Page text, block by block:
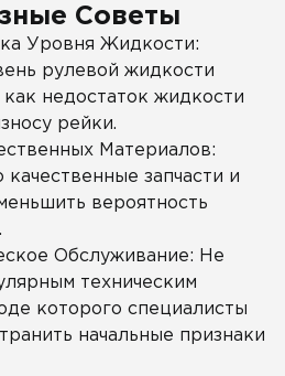
Советы
Уровня Жидкости:
рулевой жидкости
недостаток жидкости
рейки.
Материалов:
качественные запчасти и
вероятность
Обслуживание: Не
техническим
которого специалисты
начальные признаки